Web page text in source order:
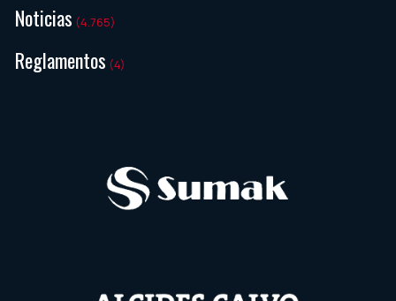
Noticias (4.765)
Reglamentos (4)